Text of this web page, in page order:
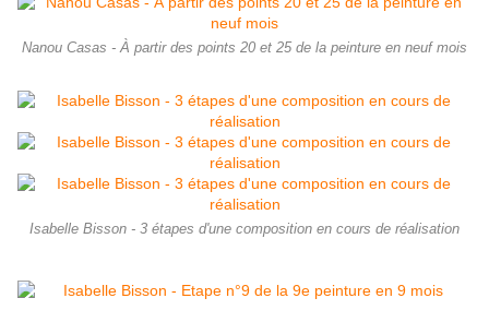
Nanou Casas - À partir des points 20 et 25 de la peinture en neuf mois
Isabelle Bisson - 3 étapes d'une composition en cours de réalisation